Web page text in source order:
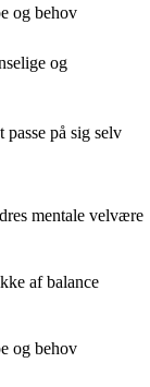
og behov
og
på sig selv
mentale velvære
af balance
og behov